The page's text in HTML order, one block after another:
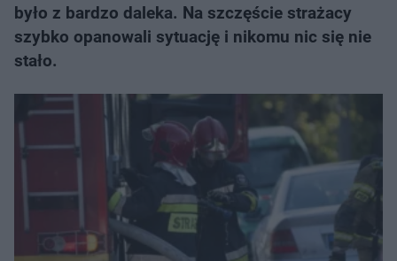
było z bardzo daleka. Na szczęście strażacy
szybko opanowali sytuację i nikomu nic się nie
stało.